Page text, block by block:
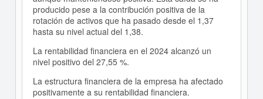
producido pese a la contribución positiva de la
rotación de activos que ha pasado desde el 1,37
hasta su nivel actual del 1,38.
La rentabilidad financiera en el 2024 alcanzó un
nivel positivo del 27,55 %.
La estructura financiera de la empresa ha afectado
positivamente a su rentabilidad financiera.